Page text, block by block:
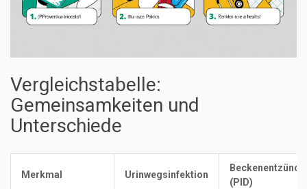
Vergleichstabelle:
Gemeinsamkeiten und
Unterschiede
Merkmal Urinwegsinfektion
(PID)